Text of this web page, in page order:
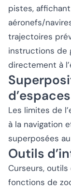
pistes,
aéronefs/
trajectoires
instructions de
directement à
Les limites de
à la navigation
superposées
Outils
Curseurs,
fonctions de